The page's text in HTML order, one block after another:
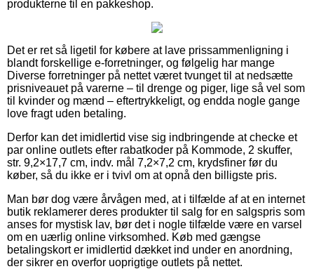
produkterne til en pakkeshop.
Det er ret så ligetil for købere at lave prissammenligning i
blandt forskellige e-forretninger, og følgelig har mange
Diverse forretninger på nettet været tvunget til at nedsætte
prisniveauet på varerne – til drenge og piger, lige så vel som
til kvinder og mænd – eftertrykkeligt, og endda nogle gange
love fragt uden betaling.
Derfor kan det imidlertid vise sig indbringende at checke et
par online outlets efter rabatkoder på Kommode, 2 skuffer,
str. 9,2×17,7 cm, indv. mål 7,2×7,2 cm, krydsfiner før du
køber, så du ikke er i tvivl om at opnå den billigste pris.
Man bør dog være årvågen med, at i tilfælde af at en internet
butik reklamerer deres produkter til salg for en salgspris som
anses for mystisk lav, bør det i nogle tilfælde være en varsel
om en uærlig online virksomhed. Køb med gængse
betalingskort er imidlertid dækket ind under en anordning,
der sikrer en overfor uoprigtige outlets på nettet.